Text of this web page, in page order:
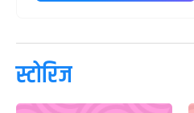
स्टोरिज